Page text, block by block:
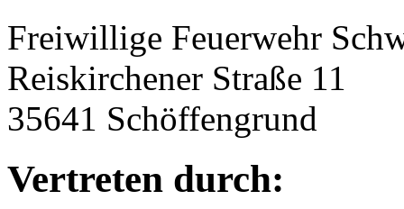
Freiwillige Feuerwehr
Reiskirchener Straße 11
35641 Schöffengrund
Vertreten durch: